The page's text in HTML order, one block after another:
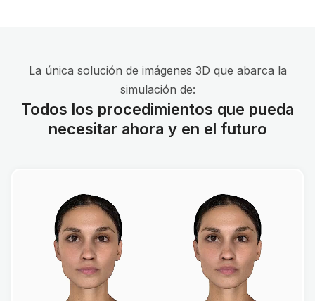
La única solución de imágenes 3D que abarca la
simulación de:
Todos los procedimientos que pueda
necesitar ahora y en el futuro